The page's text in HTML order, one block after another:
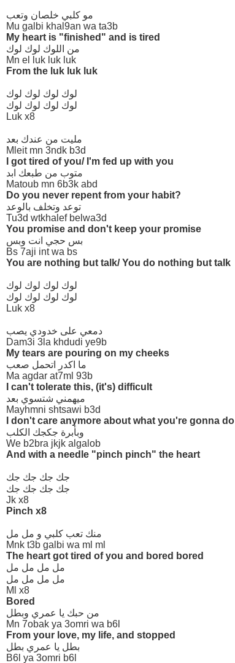
مو كلبي خلصان وتعب
Mu galbi khal9an wa ta3b
My heart is "finished" and is tired
من اللوك لوك لوك
Mn el luk luk luk
From the luk luk luk
لوك لوك لوك لوك
لوك لوك لوك لوك
Luk x8
مليت من عندك بعد
Mleit mn 3ndk b3d
I got tired of you/ I'm fed up with you
متوب من طبعك ابد
Matoub mn 6b3k abd
Do you never repent from your habit?
توعد وتخلف بالوعد
Tu3d wtkhalef belwa3d
You promise and don't keep your promise
بس حجي انت وبس
Bs 7aji int wa bs
You are nothing but talk/ You do nothing but talk
لوك لوك لوك لوك
لوك لوك لوك لوك
Luk x8
دمعي على خدودي يصب
Dam3i 3la khdudi ye9b
My tears are pouring on my cheeks
ما اكدر اتحمل صعب
Ma agdar at7ml 93b
I can't tolerate this, (it's) difficult
ميهمني شتسوي بعد
Mayhmni shtsawi b3d
I don't care anymore about what you're gonna do
وبأبرة جكجك الكلب
We b2bra jkjk algalob
And with a needle "pinch pinch" the heart
جك جك جك جك
جك جك جك جك
Jk x8
Pinch x8
منك تعب كلبي و مل مل
Mnk t3b galbi wa ml ml
The heart got tired of you and bored bored
مل مل مل مل
مل مل مل مل
Ml x8
Bored
من حبك يا عمري وبطل
Mn 7obak ya 3omri wa b6l
From your love, my life, and stopped
بطل يا عمري بطل
B6l ya 3omri b6l